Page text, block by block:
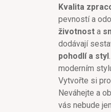
Kvalita
pevností a
životnost a
dodávají
pohodlí a styl
moderním
Vytvořte si
Neváhejte a
vás nebude